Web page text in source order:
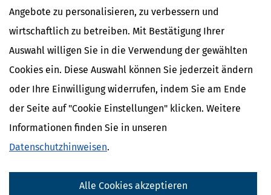
Angebote zu personalisieren, zu verbessern und
wirtschaftlich zu betreiben. Mit Bestätigung Ihrer
Auswahl willigen Sie in die Verwendung der gewählten
Cookies ein. Diese Auswahl können Sie jederzeit ändern
oder Ihre Einwilligung widerrufen, indem Sie am Ende
der Seite auf "Cookie Einstellungen" klicken. Weitere
Informationen finden Sie in unseren
Datenschutzhinweisen.
Alle Cookies akzeptieren
Erben, Vererben & Schenken
Kapitalertragsteuer Freibetrag -
Definition und Erklärung
CO2-Steuer - Was ist das?
Kapitalertragsteuer - Definition und
Erklärung
NACHDiGAL
Kommission